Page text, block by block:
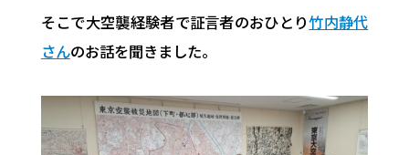
そこで大空襲経験者で証言者のおひとり竹内静代
さんのお話を聞きました。